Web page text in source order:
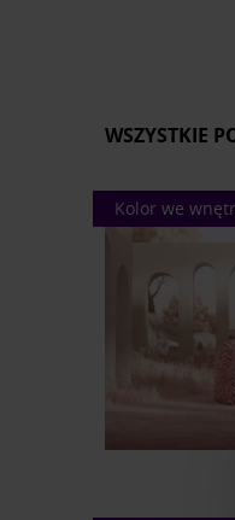
WSZYSTKIE
Kolor we